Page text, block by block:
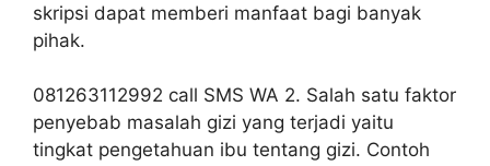
skripsi dapat memberi manfaat bagi banyak
pihak.
081263112992 call SMS WA 2. Salah satu faktor
penyebab masalah gizi yang terjadi yaitu
tingkat pengetahuan ibu tentang gizi. Contoh